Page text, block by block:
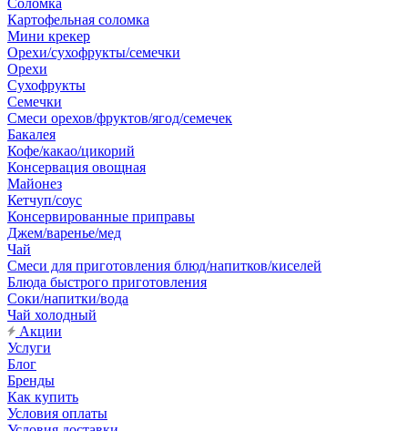
Соломка
Картофельная соломка
Мини крекер
Орехи/сухофрукты/семечки
Орехи
Сухофрукты
Семечки
Смеси орехов/фруктов/ягод/семечек
Бакалея
Кофе/какао/цикорий
Консервация овощная
Майонез
Кетчуп/соус
Консервированные приправы
Джем/варенье/мед
Чай
Смеси для приготовления блюд/напитков/киселей
Блюда быстрого приготовления
Соки/напитки/вода
Чай холодный
Акции
Услуги
Блог
Бренды
Как купить
Условия оплаты